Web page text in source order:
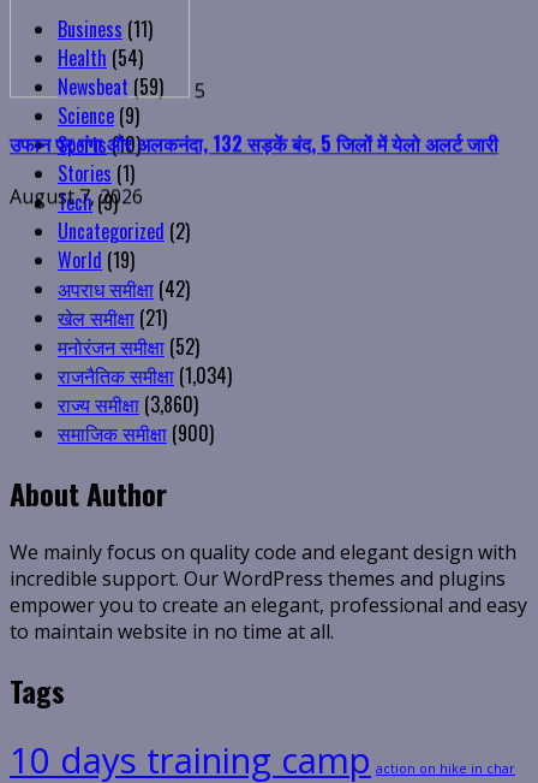
उफान पर गंगा और अलकनंदा, 132 सड़कें बंद, 5 जिलों में येलो अलर्ट जारी
August 7, 2026
Business (11)
Health (54)
Newsbeat (59)
Science (9)
Sports(10)
Stories (1)
Tech(9)
Uncategorized (2)
World (19)
अपराध समीक्षा (42)
खेल समीक्षा (21)
मनोरंजन समीक्षा (52)
राजनैतिक समीक्षा (1,034)
राज्य समीक्षा (3,860)
समाजिक समीक्षा (900)
About Author
We mainly focus on quality code and elegant design with
incredible support. Our WordPress themes and plugins
empower you to create an elegant, professional and easy
to maintain website in no time at all.
Tags
10 days training camp action on hike in char